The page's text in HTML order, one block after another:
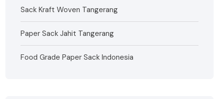
Sack Kraft Woven Tangerang
Paper Sack Jahit Tangerang
Food Grade Paper Sack Indonesia